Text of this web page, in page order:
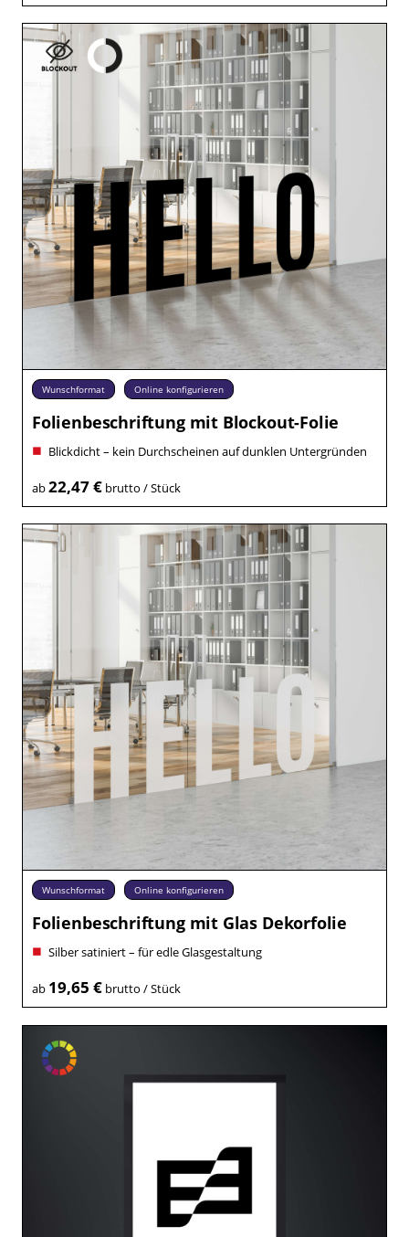
Wunschformat Online konfigurieren
Folienbeschriftung mit Blockout-Folie
Blickdicht – kein Durchscheinen auf dunklen Untergründen
ab22,47 €brutto / Stück
Wunschformat Online konfigurieren
Folienbeschriftung mit Glas Dekorfolie
Silber satiniert – für edle Glasgestaltung
ab 19,65 €brutto / Stück